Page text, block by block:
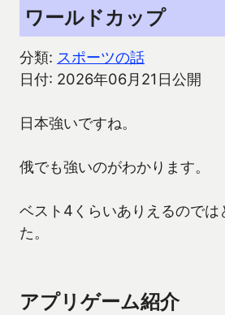
ワールドカップ
分類: スポーツの話
日付: 2026年06月21日公開
日本強いですね。
俄でも強いのがわかります。
ベスト4くらいありえるのでは
た。
アプリゲーム紹介